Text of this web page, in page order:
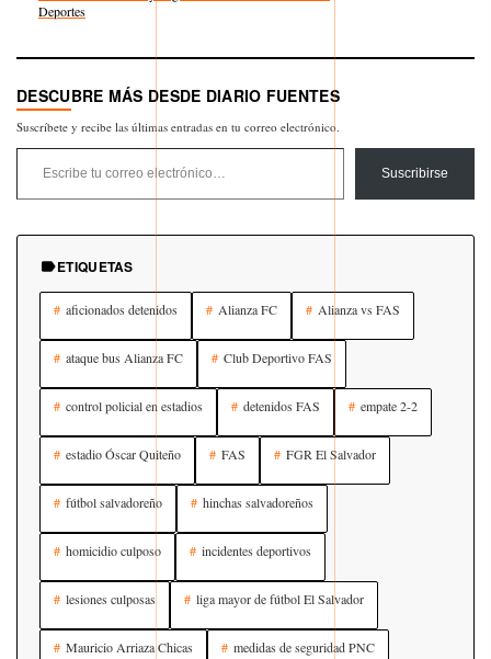
Respecto a
Deportes
DESCUBRE MÁS DESDE DIARIO FUENTES
Suscríbete y recibe las últimas entradas en tu correo electrónico.
Escribe tu correo electrónico…
Suscribirse
ETIQUETAS
aficionados detenidos Alianza FC Alianza vs FAS
ataque bus Alianza FC Club Deportivo FAS
control policial en estadios detenidos FAS empate 2-2
estadio Óscar Quiteño FAS FGR El Salvador
fútbol salvadoreño hinchas salvadoreños
homicidio culposo incidentes deportivos
lesiones culposas liga mayor de fútbol El Salvador
Mauricio Arriaza Chicas medidas de seguridad PNC